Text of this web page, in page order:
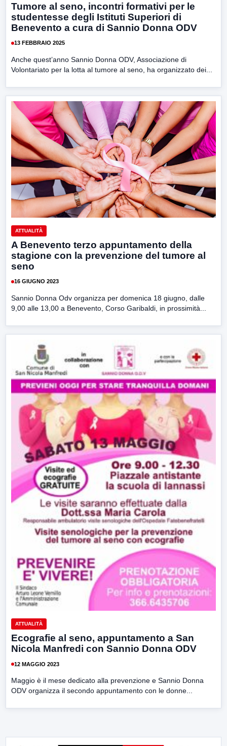
Tumore al seno, incontri formativi per le
studentesse degli Istituti Superiori di
Benevento a cura di Sannio Donna ODV
13 FEBBRAIO 2025
Anche quest’anno Sannio Donna ODV, Associazione di
Volontariato per la lotta al tumore al seno, ha organizzato dei...
ATTUALITÀ
A Benevento terzo appuntamento della
stagione con la prevenzione del tumore al
seno
16 GIUGNO 2023
Sannio Donna Odv organizza per domenica 18 giugno, dalle
9,00 alle 13,00 a Benevento, Corso Garibaldi, in prossimità...
ATTUALITÀ
Ecografie al seno, appuntamento a San
Nicola Manfredi con Sannio Donna ODV
12 MAGGIO 2023
Maggio è il mese dedicato alla prevenzione e Sannio Donna
ODV organizza il secondo appuntamento con le donne...